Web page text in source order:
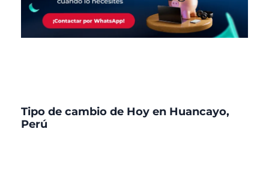
Tipo de cambio de Hoy en Huancayo,
Perú